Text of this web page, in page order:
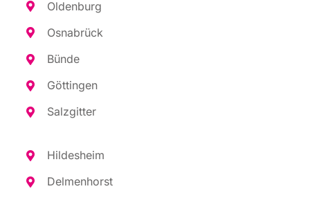
Olden­burg
Osna­brück
Bün­de
Göt­tin­gen
Salz­git­ter
Hil­des­heim
Del­men­horst